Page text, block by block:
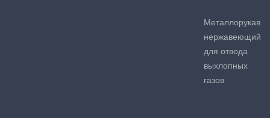
Металлорукав
нержавеющий
для отвода
выхлопных
газов